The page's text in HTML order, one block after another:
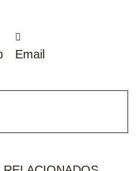
Email